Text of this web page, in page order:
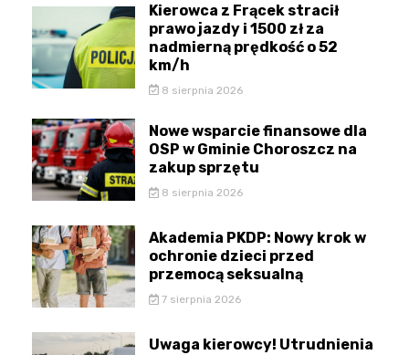
Kierowca z Frącek stracił
prawo jazdy i 1500 zł za
nadmierną prędkość o 52
km/h
8 sierpnia 2026
Nowe wsparcie finansowe dla
OSP w Gminie Choroszcz na
zakup sprzętu
8 sierpnia 2026
Akademia PKDP: Nowy krok w
ochronie dzieci przed
przemocą seksualną
7 sierpnia 2026
Uwaga kierowcy! Utrudnienia